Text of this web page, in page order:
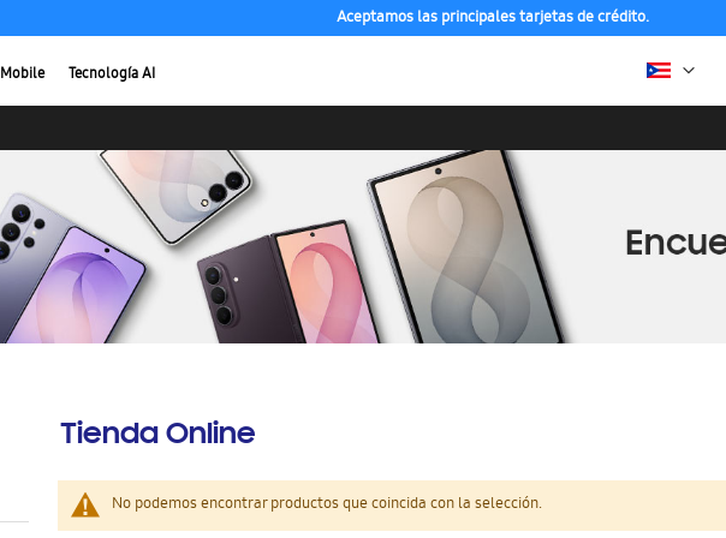
Aceptamos las principales tarjetas de crédito.
Mobile Tecnología AI
Tienda Online
No podemos encontrar productos que coincida con la selección.